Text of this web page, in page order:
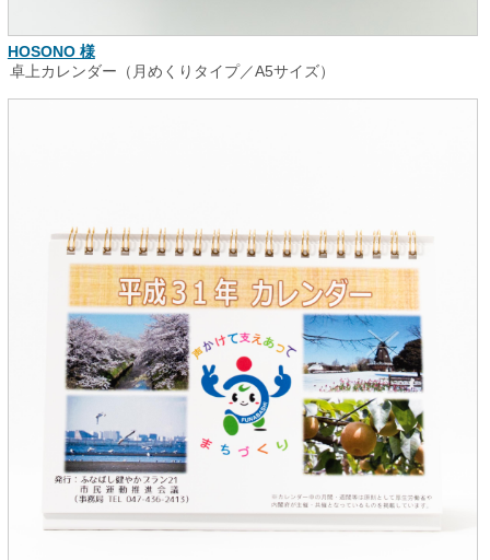
HOSONO 様
卓上カレンダー（月めくりタイプ／A5サイズ）